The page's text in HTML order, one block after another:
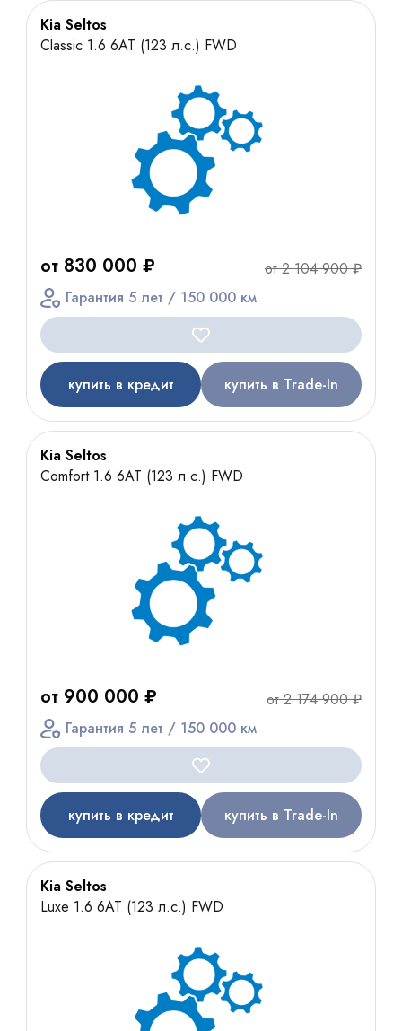
Kia Seltos
Classic 1.6 6АТ (123 л.с.) FWD
от 830 000 ₽
от 2 104 900 ₽
Гарантия 5 лет / 150 000 км
купить в кредит купить в Trade-In
Kia Seltos
Comfort 1.6 6АТ (123 л.с.) FWD
от 900 000 ₽
от 2 174 900 ₽
Гарантия 5 лет / 150 000 км
купить в кредит купить в Trade-In
Kia Seltos
Luxe 1.6 6АТ (123 л.с.) FWD